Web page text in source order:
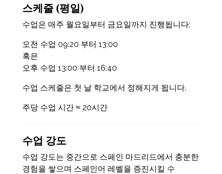
스케줄 (평일)
수업은 매주 월요일부터 금요일까지 진행됩니다:
오전 수업 09:20 부터 13:00
혹은
오후 수업 13:00 부터 16:40
수업 스케줄은 첫 날 학교에서 정해지게 됩니다.
주당 수업 시간 ≈ 20시간
수업 강도
수업 강도는 중간으로 스페인 마드리드에서 충분한
경험을 쌓으며 스페인어 레벨을 증진시킬 수